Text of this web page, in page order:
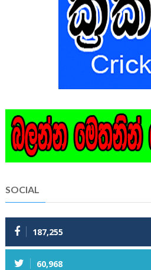
SOCIAL
187,255
60,968